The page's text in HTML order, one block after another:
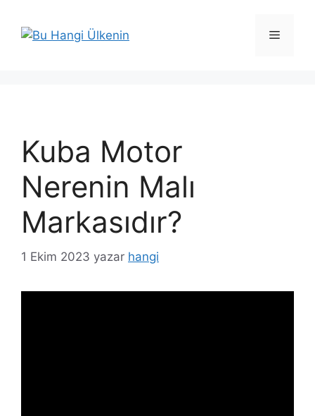
Menü
Kuba Motor
Nerenin Malı
Markasıdır?
1 Ekim 2023 yazar hangi